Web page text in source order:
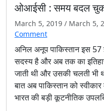
ओआईसी : समय बदल
March 5, 2019 / March 5,
Comment
अनिल अनूप पाकिस्तान इस
सदस्य है और अब तक का
जाती थी और उसकी चलती
बात अब पाकिस्तान को
भारत की बड़ी कूटनीतिक